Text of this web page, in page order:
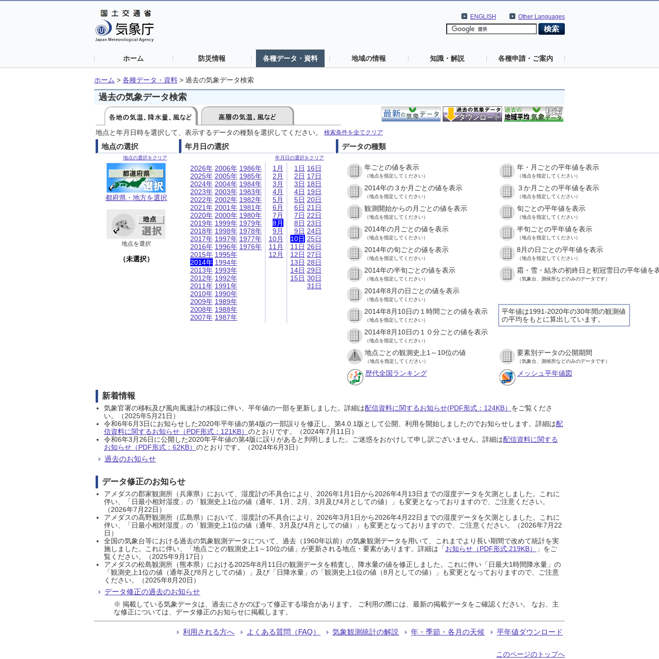
Other Languages
ENGLISH
ホーム 防災情報 各種データ・資料 地域の情報 知識・解説 各種申請・ご案内
ホーム > 各種データ・資料 > 過去の気象データ検索
過去の気象データ検索
地点と年月日時を選択して、表示するデータの種類を選択してください。 検索条件を全てクリア
地点の選択
地点の選択をクリア
都府県・地方を選択
地点を選択
（未選択）
年月日の選択
年月日の選択をクリア
2026年
2025年
2024年
2023年
2022年
2021年
2020年
2019年
2018年
2017年
2016年
2015年
2014年
2013年
2012年
2011年
2010年
2009年
2008年
2007年
2006年
2005年
2004年
2003年
2002年
2001年
2000年
1999年
1998年
1997年
1996年
1995年
1994年
1993年
1992年
1991年
1990年
1989年
1988年
1987年
1986年
1985年
1984年
1983年
1982年
1981年
1980年
1979年
1978年
1977年
1976年
1月
2月
3月
4月
5月
6月
7月
8月
9月
10月
11月
12月
1日
2日
3日
4日
5日
6日
7日
8日
9日
10日
11日
12日
13日
14日
15日
16日
17日
18日
19日
20日
21日
22日
23日
24日
25日
26日
27日
28日
29日
30日
31日
データの種類
年ごとの値を表示
（地点を指定してください）
年・月ごとの平年値を表示
（地点を指定してください）
2014年の３か月ごとの値を表示
（地点を指定してください）
３か月ごとの平年値を表示
（地点を指定してください）
観測開始からの月ごとの値を表示
（地点を指定してください）
旬ごとの平年値を表示
（地点を指定してください）
2014年の月ごとの値を表示
（地点を指定してください）
半旬ごとの平年値を表示
（地点を指定してください）
2014年の旬ごとの値を表示
（地点を指定してください）
8月の日ごとの平年値を表示
（地点を指定してください）
2014年の半旬ごとの値を表示
（地点を指定してください）
霜・雪・結氷の初終日と初冠雪日の平年値を
（気象台、測候所などのみのデータです）
2014年8月の日ごとの値を表示
（地点を指定してください）
平年値は1991-2020年の30年間の観測値
の平均をもとに算出しています。
2014年8月10日の１時間ごとの値を表示
（地点を指定してください）
2014年8月10日の１０分ごとの値を表示
（地点を指定してください）
地点ごとの観測史上1～10位の値
（地点を指定してください）
要素別データの公開期間
（気象台、測候所などのみのデータです）
歴代全国ランキング メッシュ平年値図
新着情報
気象官署の移転及び風向風速計の移設に伴い、平年値の一部を更新しました。詳細は配信資料に関するお知らせ(PDF形式：124KB） をご覧くださ
い。（2025年5月21日）
令和6年6月3日にお知らせした2020年平年値の第4版の一部誤りを修正し、第4.0.1版として公開、利用を開始しましたのでお知らせします。詳細は配
信資料に関するお知らせ（PDF形式：121KB） のとおりです。（2024年7月11日）
令和6年3月26日に公開した2020年平年値の第4版に誤りがあると判明しました。ご迷惑をおかけして申し訳ございません。詳細は配信資料に関する
お知らせ（PDF形式：62KB） のとおりです。（2024年6月3日）
過去のお知らせ
データ修正のお知らせ
アメダスの郡家観測所（兵庫県）において、湿度計の不具合により、2026年1月1日から2026年4月13日までの湿度データを欠測としました。これに
伴い、「日最小相対湿度」の「観測史上1位の値（通年、1月、2月、3月及び4月としての値）」も変更となっておりますので、ご注意ください。
（2026年7月22日）
アメダスの高野観測所（広島県）において、湿度計の不具合により、2026年3月1日から2026年4月22日までの湿度データを欠測としました。これに
伴い、「日最小相対湿度」の「観測史上1位の値（通年、3月及び4月としての値）」も変更となっておりますので、ご注意ください。（2026年7月22
日）
全国の気象台等における過去の気象観測データについて、過去（1960年以前）の気象観測データを用いて、これまでより長い期間で改めて統計を実
施しました。これに伴い、「地点ごとの観測史上1～10位の値」が更新される地点・要素があります。詳細は「お知らせ（PDF形式:219KB）
」をご
覧ください。（2025年9月17日）
アメダスの松島観測所（熊本県）における2025年8月11日の観測データを精査し、降水量の値を修正しました。これに伴い「日最大1時間降水量」の
「観測史上1位の値（通年及び8月としての値）」及び「日降水量」の「観測史上1位の値（8月としての値）」も変更となっておりますので、ご注意
ください。（2025年8月20日）
データ修正の過去のお知らせ
※ 掲載している気象データは、過去にさかのぼって修正する場合があります。 ご利用の際には、最新の掲載データをご確認ください。 なお、主
な修正については、データ修正のお知らせに掲載します。
利用される方へ よくある質問（FAQ） 気象観測統計の解説 年・季節・各月の天候 平年値ダウンロード
このページのトップへ